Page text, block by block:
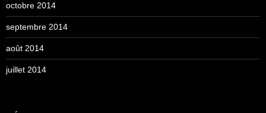
octobre 2014
septembre 2014
août 2014
juillet 2014